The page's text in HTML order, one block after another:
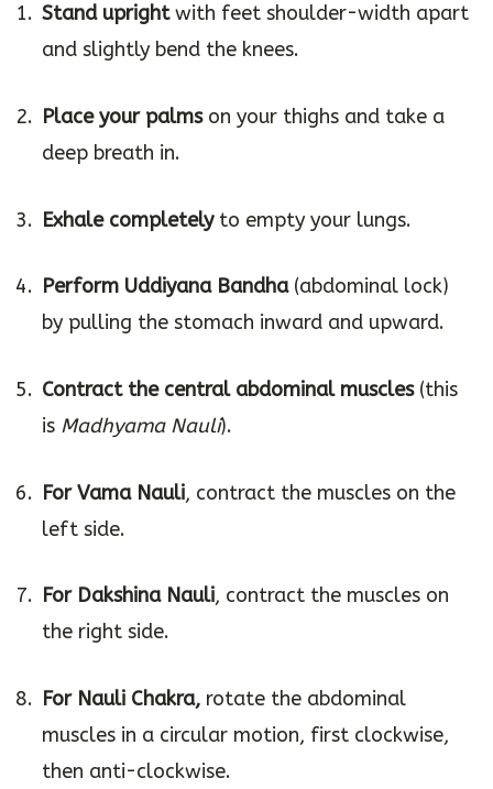
Stand uprightwith feet shoulder-width apart
and slightly bend the knees.
Place your palmson your thighs and take a
deep breath in.
Exhale completelyto empty your lungs.
Perform Uddiyana Bandha(abdominal lock)
by pulling the stomach inward and upward.
Contract the central abdominal muscles(this
is Madhyama Nauli).
For Vama Nauli, contract the muscles on the
left side.
For Dakshina Nauli, contract the muscles on
the right side.
For Nauli Chakra, rotate the abdominal
muscles in a circular motion, first clockwise,
then anti-clockwise.